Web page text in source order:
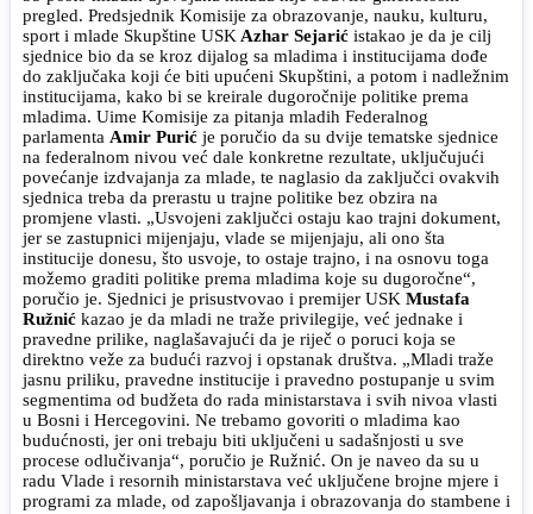
pregled. Predsjednik Komisije za obrazovanje, nauku, kulturu,
sport i mlade Skupštine USK Azhar Sejarić istakao je da je cilj
sjednice bio da se kroz dijalog sa mladima i institucijama dođe
do zaključaka koji će biti upućeni Skupštini, a potom i nadležnim
institucijama, kako bi se kreirale dugoročnije politike prema
mladima. Uime Komisije za pitanja mladih Federalnog
parlamenta Amir Purić je poručio da su dvije tematske sjednice
na federalnom nivou već dale konkretne rezultate, uključujući
povećanje izdvajanja za mlade, te naglasio da zaključci ovakvih
sjednica treba da prerastu u trajne politike bez obzira na
promjene vlasti. „Usvojeni zaključci ostaju kao trajni dokument,
jer se zastupnici mijenjaju, vlade se mijenjaju, ali ono šta
institucije donesu, što usvoje, to ostaje trajno, i na osnovu toga
možemo graditi politike prema mladima koje su dugoročne“,
poručio je. Sjednici je prisustvovao i premijer USK Mustafa
Ružnić kazao je da mladi ne traže privilegije, već jednake i
pravedne prilike, naglašavajući da je riječ o poruci koja se
direktno veže za budući razvoj i opstanak društva. „Mladi traže
jasnu priliku, pravedne institucije i pravedno postupanje u svim
segmentima od budžeta do rada ministarstava i svih nivoa vlasti
u Bosni i Hercegovini. Ne trebamo govoriti o mladima kao
budućnosti, jer oni trebaju biti uključeni u sadašnjosti u sve
procese odlučivanja“, poručio je Ružnić. On je naveo da su u
radu Vlade i resornih ministarstava već uključene brojne mjere i
programi za mlade, od zapošljavanja i obrazovanja do stambene i